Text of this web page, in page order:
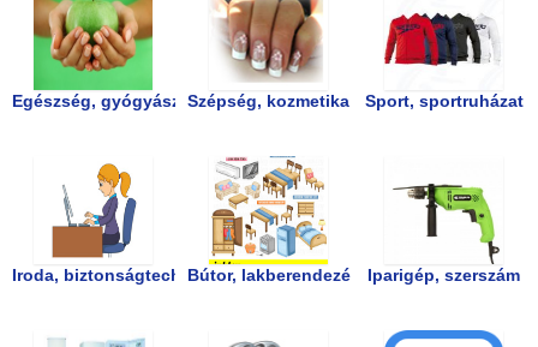
Egészség, gyógyászatSzépség, kozmetika Sport, sportruházat
Iroda, biztonságtechnikaBútor, lakberendezés Iparigép, szerszám